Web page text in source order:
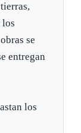
se
entregan
los